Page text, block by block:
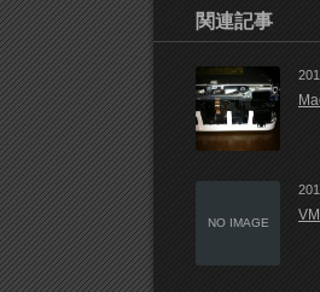
関連記事
NO IMAGE